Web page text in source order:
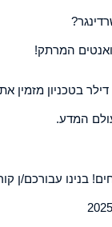
של שרדינגר?
המרתק!
בטכניון מזמין
המדע.
בנינו